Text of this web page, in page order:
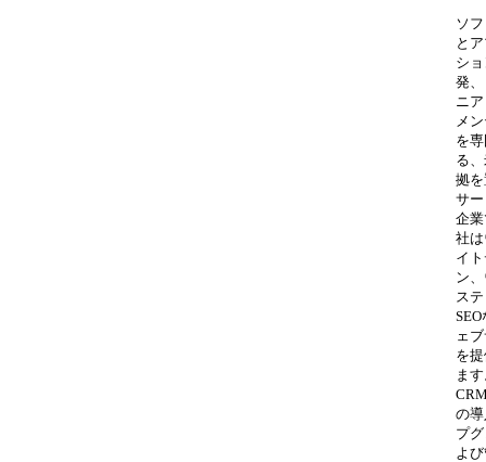
ソ
と
シ
発
ニ
メ
を
る
拠
サ
企
社
イ
ン
ス
ェ
を
ま
の
プ
よ